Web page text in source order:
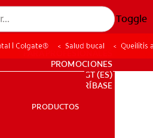
Toggle
PARA PROFESIONALES
PROMOCIONES
GT (ES)
SUSCRÍBASE
PRODUCTOS
| Colgate® Salud bucal Queilitis